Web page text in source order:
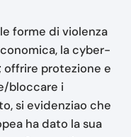
forme di violenza
la cyber-
offrire protezione e
bloccare i
si evidenziao che
ha dato la sua